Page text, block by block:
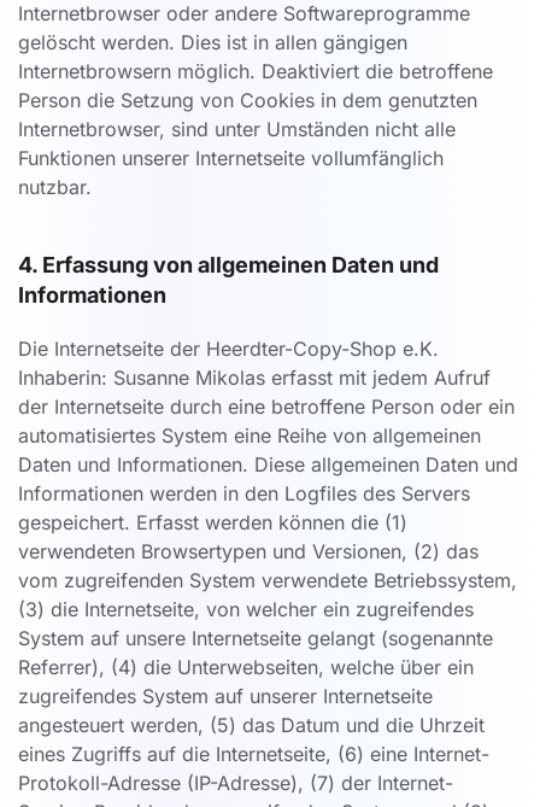
Internetbrowser oder andere Softwareprogramme
gelöscht werden. Dies ist in allen gängigen
Internetbrowsern möglich. Deaktiviert die betroffene
Person die Setzung von Cookies in dem genutzten
Internetbrowser, sind unter Umständen nicht alle
Funktionen unserer Internetseite vollumfänglich
nutzbar.
4. Erfassung von allgemeinen Daten und
Informationen
Die Internetseite der Heerdter-Copy-Shop e.K.
Inhaberin: Susanne Mikolas erfasst mit jedem Aufruf
der Internetseite durch eine betroffene Person oder ein
automatisiertes System eine Reihe von allgemeinen
Daten und Informationen. Diese allgemeinen Daten und
Informationen werden in den Logfiles des Servers
gespeichert. Erfasst werden können die (1)
verwendeten Browsertypen und Versionen, (2) das
vom zugreifenden System verwendete Betriebssystem,
(3) die Internetseite, von welcher ein zugreifendes
System auf unsere Internetseite gelangt (sogenannte
Referrer), (4) die Unterwebseiten, welche über ein
zugreifendes System auf unserer Internetseite
angesteuert werden, (5) das Datum und die Uhrzeit
eines Zugriffs auf die Internetseite, (6) eine Internet-
Protokoll-Adresse (IP-Adresse), (7) der Internet-